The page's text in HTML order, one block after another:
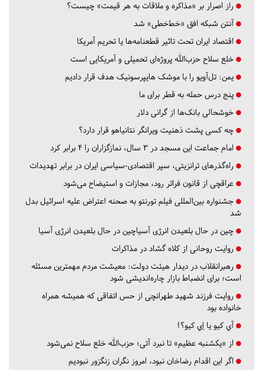
راز اصرار بر «مذاکره و ملاقات به هر قیمت» چیست؟
آنتن شبکه افق «خط‌خطی» شد
اقتصاد ایران تحت تاثیر قطعنامه‌ها یا تحریم‌ آمریکا
خلع سلاح حزب‌الله پروژه‌ای تحمیلی و آمریکایی است
یمن: تل‌آویو را با موشک هایپرسونیک هدف قرار دادیم
پنج درس‌ حمله به قطر برای ما
خوشحالی بانک‌ها از گرانی دلار
چه کسی پشت ذهنیت ویرانگر نتانیاهو قرار دارد؟
امام جماعت این مسجد در ۳ سال، نمازگزاران را ۴ برابر کرد
راه‌گذرهای ترانزیتی، سپر اقتصادی-سیاسی ایران در برابر تهدیدات
عراقچی از قانون فراتر رود، مجازات و استیضاح می‌شود
جشنواره بین‌المللی فیلم تورنتو به صحنه اعتراض علیه اسرائیل بدل
شد
چین در حال بلعیدن انرژی آسیاچین در حال بلعیدن انرژی آسیا
روایت روحانی از کلاه گشاد در مذاکرات
رهبرانقلاب در دیدار هیئت دولت: معیشت مردم مهمترین مسئله
است؛ برای انضباط بازار چاره‌اندیشی شود
روایت فرزند شهید طهرانچی از حس اتفاقی که همیشه همراه
خانواده بود
آي كيو يا اِي كيو؟!
از «یکشنبه عظیم» تا نبرد آتی؛ حزب‌الله خلع سلاح نمی‌شود
اگر این اقدام رضاخان نبود، امروز نگران زنگزور نبودیم